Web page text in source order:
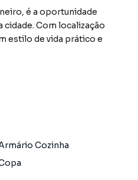
é a oportunidade
cidade. Com localização
estilo de vida prático e
armários na cozinha e no
a proximidade do metrô,
mais prática e
Cozinha